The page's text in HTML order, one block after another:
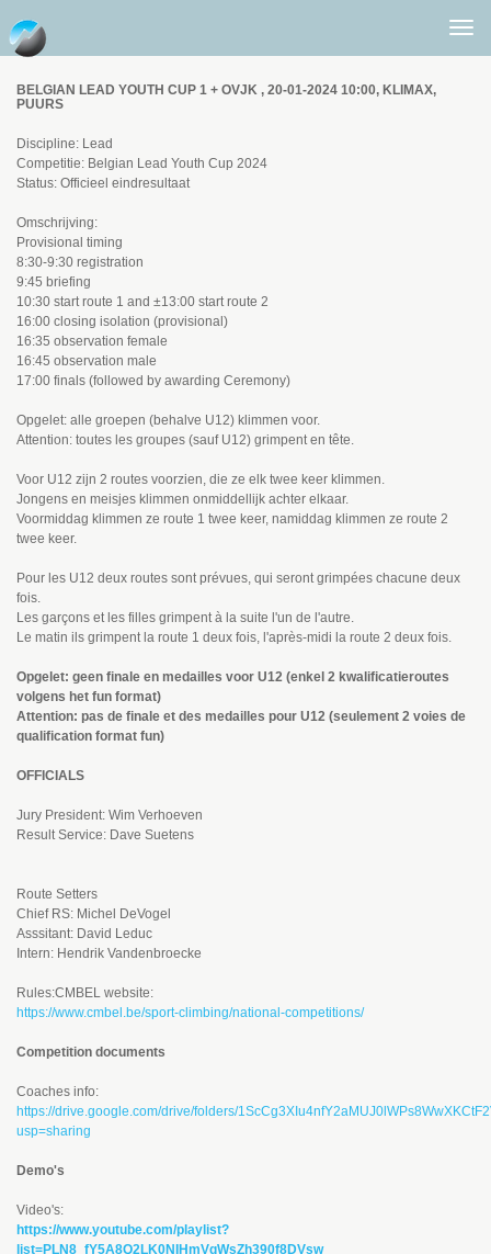
BELGIAN LEAD YOUTH CUP 1 + OVJK , 20-01-2024 10:00, KLIMAX,
PUURS
Discipline: Lead
Competitie: Belgian Lead Youth Cup 2024
Status: Officieel eindresultaat
Omschrijving:
Provisional timing
8:30-9:30 registration
9:45 briefing
10:30 start route 1 and ±13:00 start route 2
16:00 closing isolation (provisional)
16:35 observation female
16:45 observation male
17:00 finals (followed by awarding Ceremony)
Opgelet: alle groepen (behalve U12) klimmen voor.
Attention: toutes les groupes (sauf U12) grimpent en tête.
Voor U12 zijn 2 routes voorzien, die ze elk twee keer klimmen.
Jongens en meisjes klimmen onmiddellijk achter elkaar.
Voormiddag klimmen ze route 1 twee keer, namiddag klimmen ze route 2
twee keer.
Pour les U12 deux routes sont prévues, qui seront grimpées chacune deux
fois.
Les garçons et les filles grimpent à la suite l'un de l'autre.
Le matin ils grimpent la route 1 deux fois, l'après-midi la route 2 deux fois.
Opgelet: geen finale en medailles voor U12 (enkel 2 kwalificatieroutes
volgens het fun format)
Attention: pas de finale et des medailles pour U12 (seulement 2 voies de
qualification format fun)
OFFICIALS
Jury President: Wim Verhoeven
Result Service: Dave Suetens
Route Setters
Chief RS: Michel DeVogel
Asssitant: David Leduc
Intern: Hendrik Vandenbroecke
Rules:CMBEL website:
https://www.cmbel.be/sport-climbing/national-competitions/
Competition documents
Coaches info:
https://drive.google.com/drive/folders/
usp=sharing
Demo's
Video's:
https://www.youtube.com/playlist?
list=PLN8_fY5A8Q2LK0NIHmVqWsZh390f8DVsw